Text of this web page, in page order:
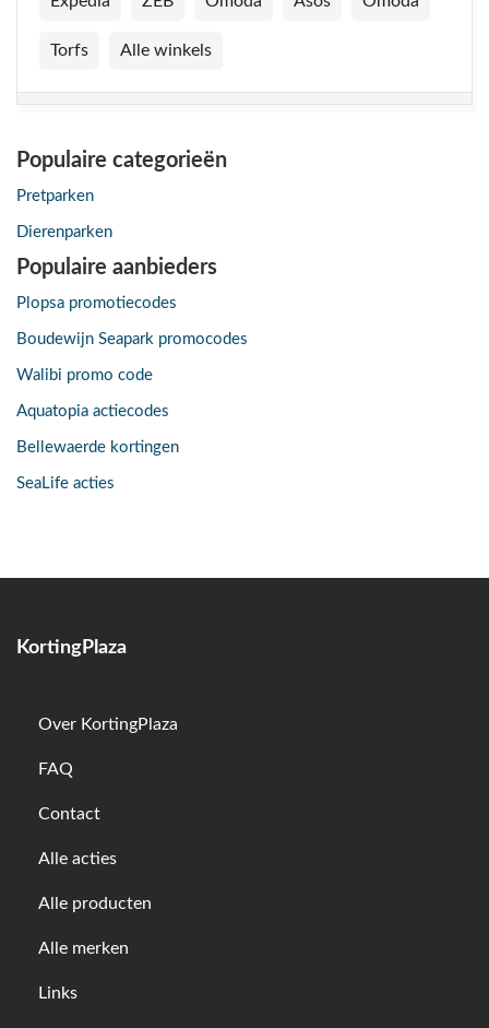
Torfs Alle winkels
Populaire categorieën
Pretparken
Dierenparken
Populaire aanbieders
Plopsa promotiecodes
Boudewijn Seapark promocodes
Walibi promo code
Aquatopia actiecodes
Bellewaerde kortingen
SeaLife acties
KortingPlaza
Over KortingPlaza
FAQ
Contact
Alle acties
Alle producten
Alle merken
Links